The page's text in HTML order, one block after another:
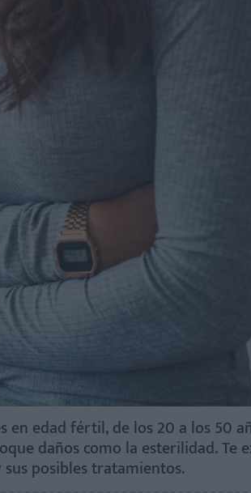
edad fértil, de los 20 a los 50
daños como la esterilidad. Te
sus posibles tratamientos.